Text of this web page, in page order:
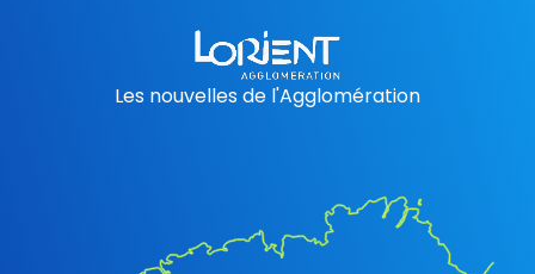
Les nouvelles de l'Agglomération